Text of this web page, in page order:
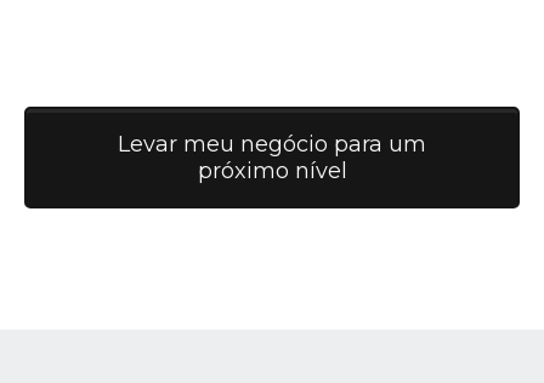
Levar meu negócio para um
próximo nível